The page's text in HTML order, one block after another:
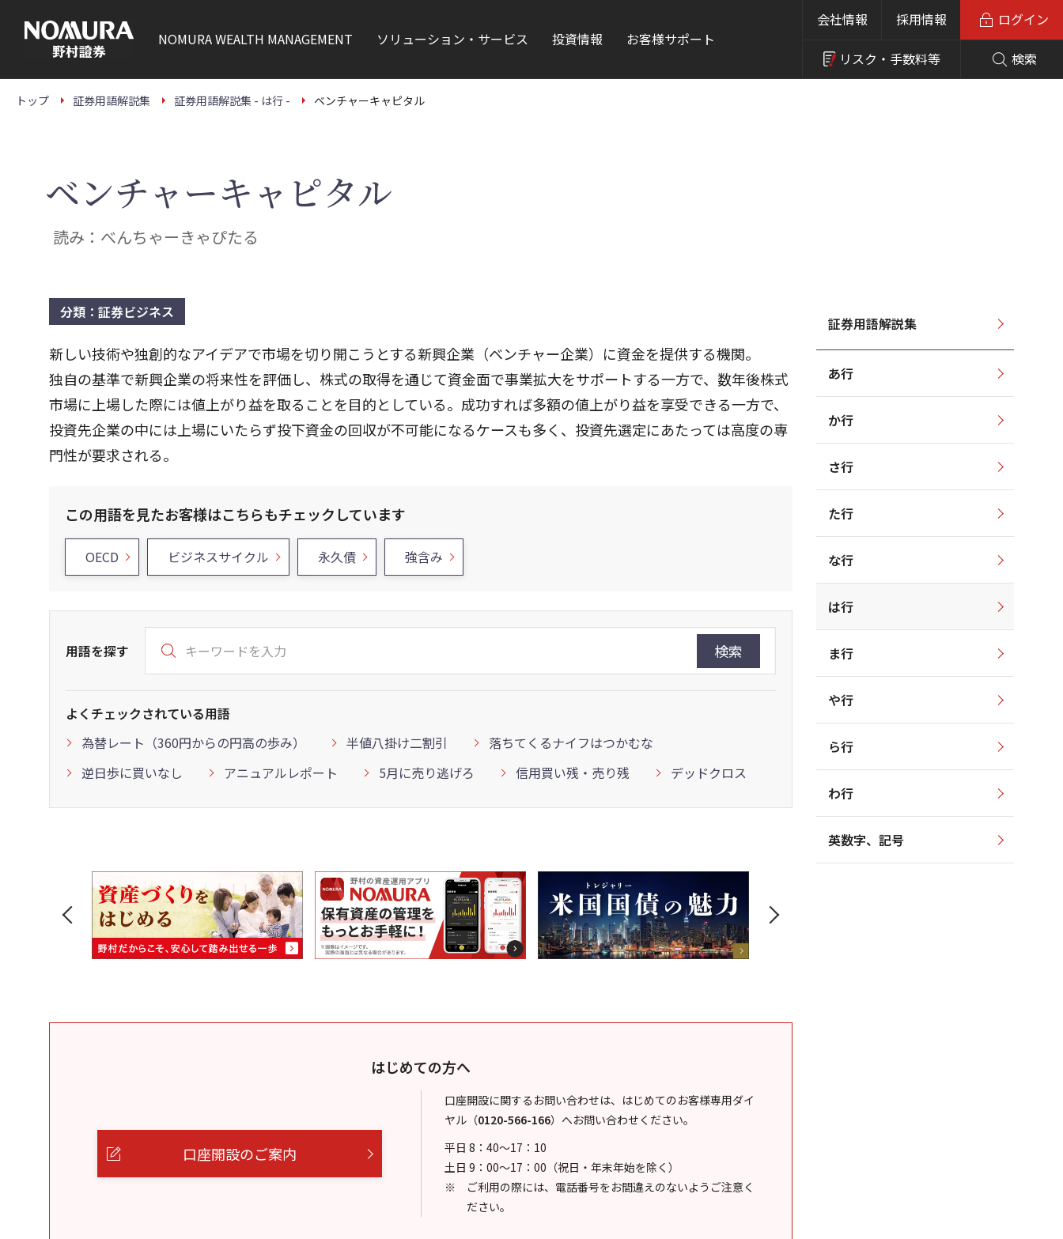
本
NOMURAWEALTH MANAGEMENT ソリューション・サービス 投資情報 お客様サポート
会社情報 採用情報
リスク・ 手数料等 検索
ログイン
トップ 証券用語解説集 証券用語解説集 - は行 - ベンチャーキャピタル
ベンチャーキャピタル
読み：べんちゃーきゃぴたる
分類：証券ビジネス
新しい技術や独創的なアイデアで市場を切り開こうとする新興企業（ベンチャー企業）に資金を提供する機関。
独自の基準で新興企業の将来性を評価し、株式の取得を通じて資金面で事業拡大をサポートする一方で、数年後株式
市場に上場した際には値上がり益を取ることを目的としている。成功すれば多額の値上がり益を享受できる一方で、
投資先企業の中には上場にいたらず投下資金の回収が不可能になるケースも多く、投資先選定にあたっては高度の専
門性が要求される。
この用語を見たお客様はこちらもチェックしています
OECD ビジネスサイクル 永久債 強含み
用語を探す 検索
よくチェックされている用語
為替レート（360円からの円高の歩み）
半値八掛け二割引
落ちてくるナイフはつかむな
逆日歩に買いなし
アニュアルレポート 5月に売り逃げろ 信用買い残・売り残 デッドクロス
はじめての方へ
口座開設のご案内
口座開設に関するお問い合わせは、はじめてのお客様専用ダイ
ヤル （0120-566-166） へお問い合わせください。
平日 8：40～17：10
土日 9：00～17：00（祝日・年末年始を除く）
ご利用の際には、電話番号をお間違えのないようご注意く
ださい。
証券用語解説集
あ行
か行
さ行
た行
な行
は行
ま行
や行
ら行
わ行
英数字、記号